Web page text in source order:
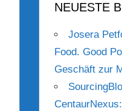
NEUESTE
Josera
Food. Good
Geschäft zur